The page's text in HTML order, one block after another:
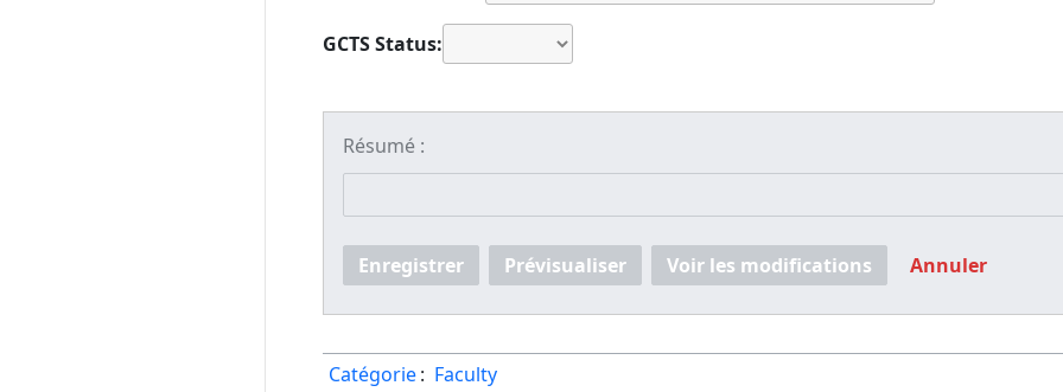
GCTS Status:
Résumé :
Enregistrer Prévisualiser Voir les modifications Annuler
Catégorie: Faculty